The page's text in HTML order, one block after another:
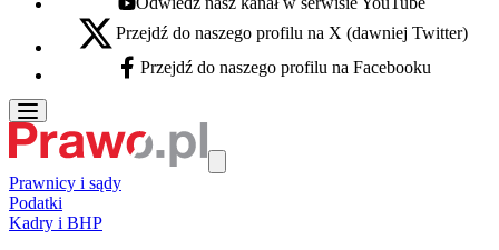
Youtube - otwiera się w nowej karcie
X - otwiera się w nowej karcie
Przejdź do naszego profilu na X (dawniej Twitter)
Facebook - otwiera się w nowej karcie
Przejdź do naszego profilu na Facebooku
Prawnicy i sądy
Podatki
Kadry i BHP